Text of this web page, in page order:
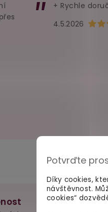
Potvrďte
Díky cookies,
návštěvnost.
cookies“
5 z 5 hvězdiček.
4.5.2026
+ Rychle